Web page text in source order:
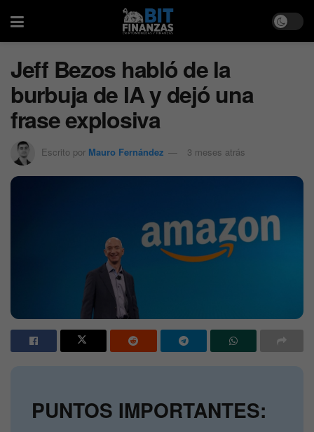
Jeff Bezos habló de la
burbuja de IA y dejó una
frase explosiva
Escrito por Mauro Fernández 3 meses atrás
PUNTOS IMPORTANTES: